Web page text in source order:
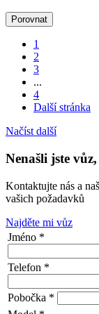
Porovnat
1
2
3
...
4
Další stránka
Načíst další
Nenašli jste
Kontaktujte nás a
vašich požadavků
Najděte mi vůz
Jméno *
Telefon *
Pobočka *